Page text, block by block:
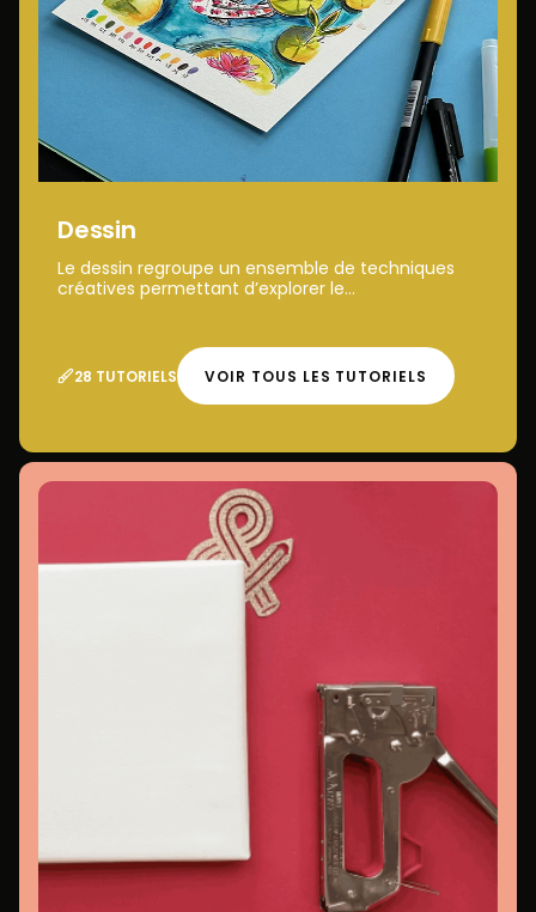
Dessin
Le dessin regroupe un ensemble de techniques
créatives permettant d’explorer le...
28 TUTORIELS VOIR TOUS LES TUTORIELS